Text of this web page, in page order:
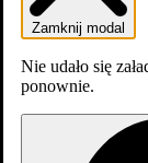
Zamknij modal
Nie udało się
ponownie.